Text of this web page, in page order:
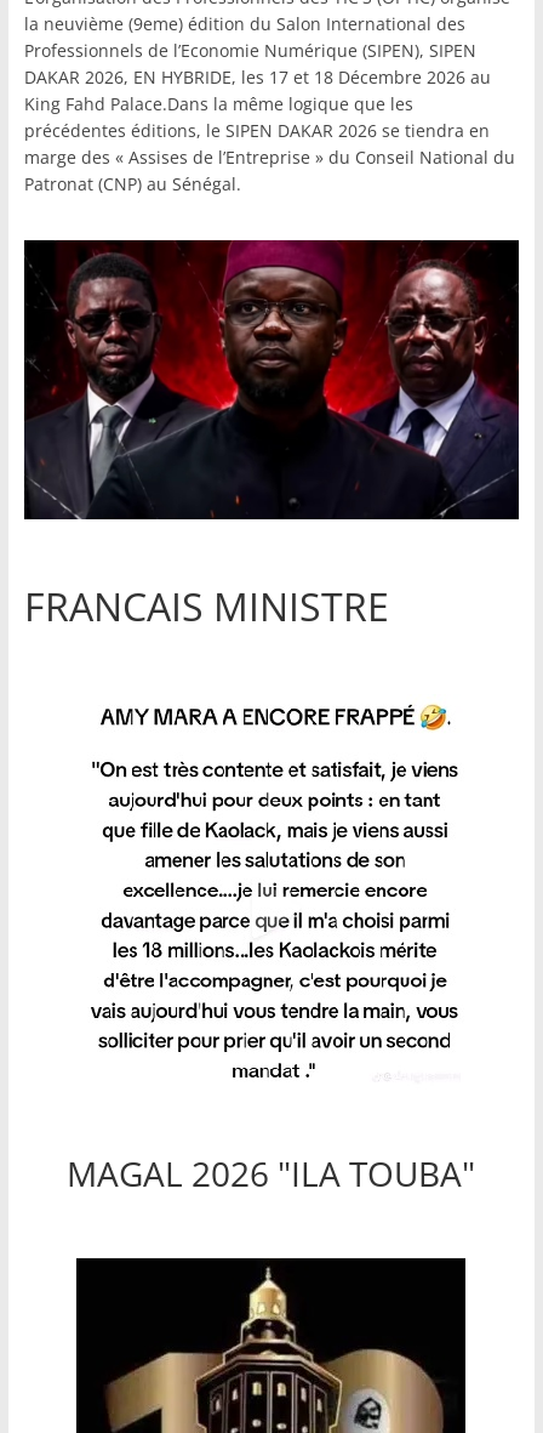
la neuvième (9eme) édition du Salon International des
Professionnels de l’Economie Numérique (SIPEN), SIPEN
DAKAR 2026, EN HYBRIDE, les 17 et 18 Décembre 2026 au
King Fahd Palace.Dans la même logique que les
précédentes éditions, le SIPEN DAKAR 2026 se tiendra en
marge des « Assises de l’Entreprise » du Conseil National du
Patronat (CNP) au Sénégal.
FRANCAIS MINISTRE
MAGAL 2026 "ILA TOUBA"